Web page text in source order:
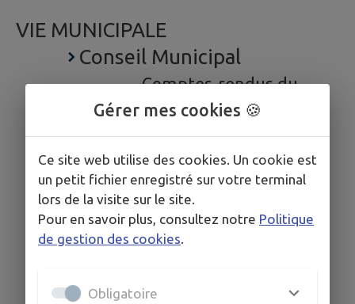
VIE MUNICIPALE
Conseil Municipal
Comptes-rendus du
Conseil Municipal
Vos élus
Enquête publique
Enquête publique
révision du plan de
classement des voiries
ruraux
Gérer mes cookies 🍪
Ce site web utilise des cookies. Un cookie est
un petit fichier enregistré sur votre terminal
lors de la visite sur le site.
Pour en savoir plus, consultez notre Politique
de gestion des cookies.
Obligatoire